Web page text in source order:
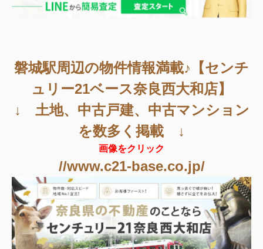
磐城駅周辺の物件情報満載♪【センチ
ュリー21ベース奈良西大和店】
↓ 土地、中古戸建、中古マンション
を数多く掲載 ↓
画像をクリック
//www.c21-base.co.jp/